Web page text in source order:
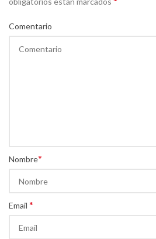
Comentario
Nombre*
Email *